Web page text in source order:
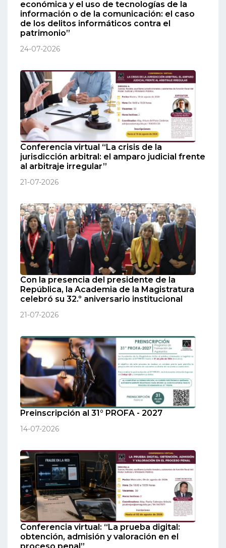
económica y el uso de tecnologías de la
información o de la comunicación: el caso
de los delitos informáticos contra el
patrimonio”
24-07-2026
Conferencia virtual “La crisis de la
jurisdicción arbitral: el amparo judicial frente
al arbitraje irregular”
21-07-2026
Con la presencia del presidente de la
República, la Academia de la Magistratura
celebró su 32.º aniversario institucional
21-07-2026
Preinscripción al 31° PROFA - 2027
14-07-2026
Conferencia virtual: “La prueba digital:
obtención, admisión y valoración en el
proceso penal”